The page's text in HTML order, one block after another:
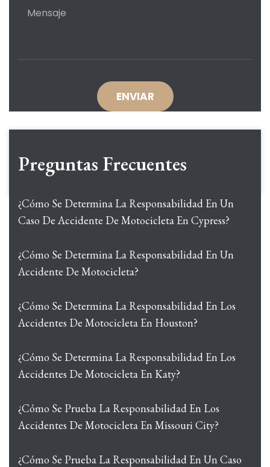
Preguntas Frecuentes
¿Cómo Se Determina La Responsabilidad En Un
Caso De Accidente De Motocicleta En Cypress?
¿Cómo Se Determina La Responsabilidad En Un
Accidente De Motocicleta?
¿Cómo Se Determina La Responsabilidad En Los
Accidentes De Motocicleta En Houston?
¿Cómo Se Determina La Responsabilidad En Los
Accidentes De Motocicleta En Katy?
¿Cómo Se Prueba La Responsabilidad En Los
Accidentes De Motocicleta En Missouri City?
¿Cómo Se Prueba La Responsabilidad En Un Caso